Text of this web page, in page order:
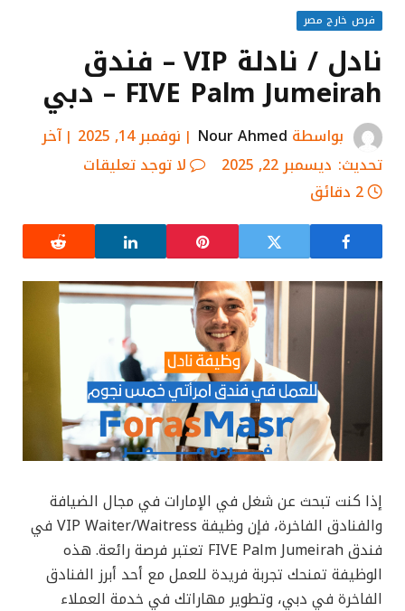
فرص خارج مصر
نادل / نادلة VIP – فندق
FIVE Palm Jumeirah – دبي
بواسطة Nour Ahmed نوفمبر 14, 2025
آخر
تحديث: ديسمبر 22, 2025
لا توجد تعليقات
2 دقائق
إذا كنت تبحث عن شغل في الإمارات في مجال الضيافة
والفنادق الفاخرة، فإن وظيفة VIP Waiter/Waitress في
فندق FIVE Palm Jumeirah تعتبر فرصة رائعة. هذه
الوظيفة تمنحك تجربة فريدة للعمل مع أحد أبرز الفنادق
الفاخرة في دبي، وتطوير مهاراتك في خدمة العملاء